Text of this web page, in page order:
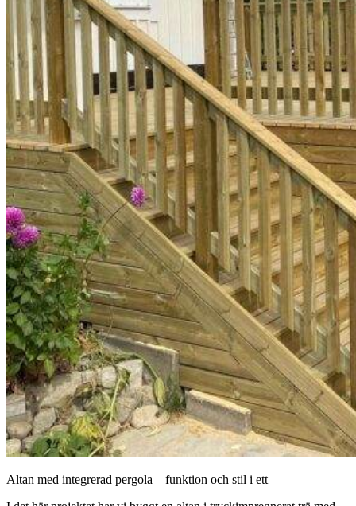
Altan med integrerad pergola – funktion och stil i ett